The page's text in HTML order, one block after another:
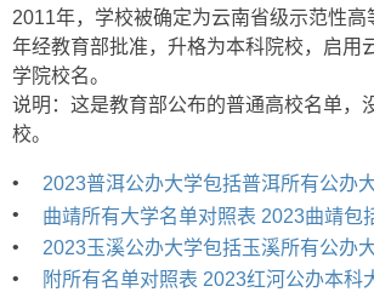
2011年，学校被确定为云南省级示范性
年经教育部批准，升格为本科院校，启用
学院校名。
说明：这是教育部公布的普通高校名单，
校。
•
2023普洱公办大学包括普洱所有公办
•
曲靖所有大学名单对照表 2023曲靖包
•
2023玉溪公办大学包括玉溪所有公办
•
附所有名单对照表 2023红河公办本科